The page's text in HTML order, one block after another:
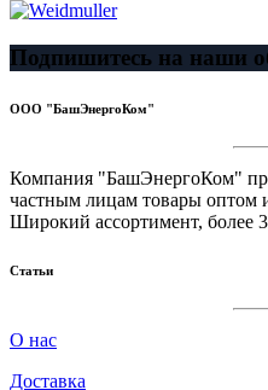
Подпишитесь на наши
ООО "БашЭнергоКом"
Компания "БашЭнергоКом"
частным лицам товары оптом
Широкий ассортимент, более
Статьи
О нас
Доставка